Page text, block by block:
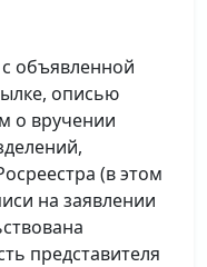
объявленной
описью
о вручении
(в этом
на заявлении
представителя